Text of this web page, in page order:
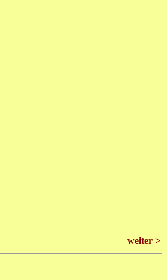
weiter >